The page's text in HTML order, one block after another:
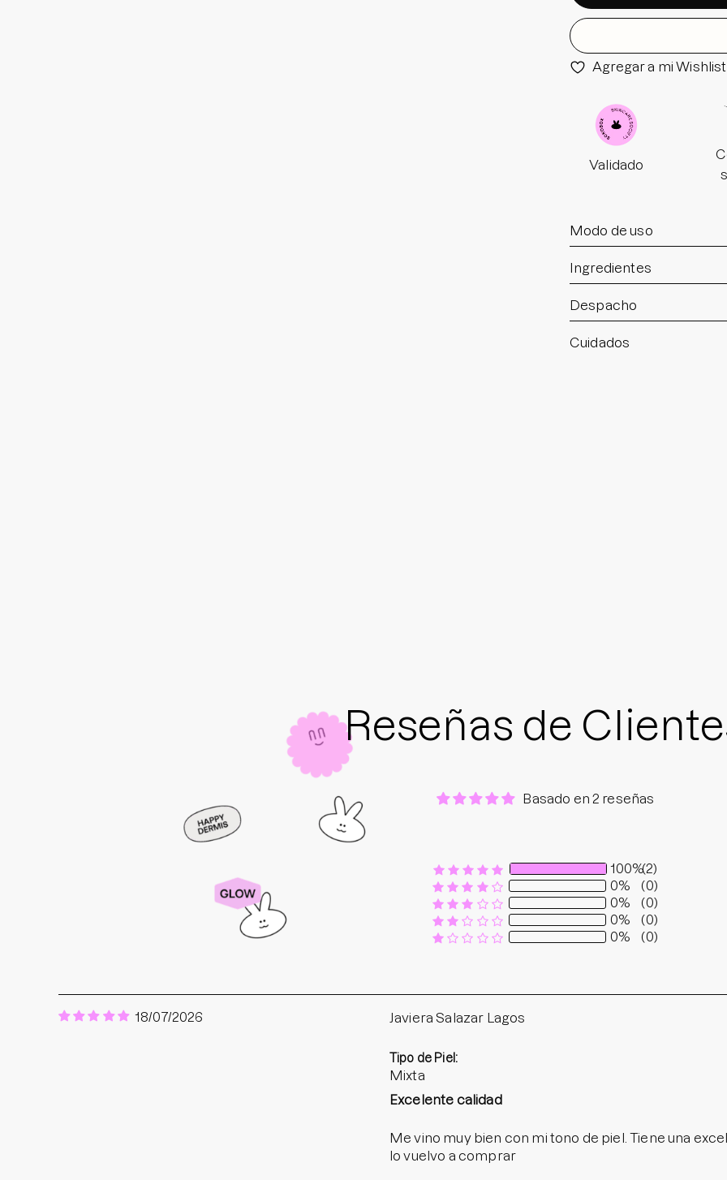
Agregar a mi Wishlist
Validado
Modo de uso
Ingredientes
Despacho
Cuidados
Reseñas de
Basado en 2 reseñas
100%(2)
0%
(0)
0%
(0)
0%
(0)
0%
(0)
18/07/2026 Javiera Salazar Lagos
Tipo de Piel:
Mixta
Excelente calidad
Me vino muy bien con mi tono de piel. Tiene una
lo vuelvo a comprar